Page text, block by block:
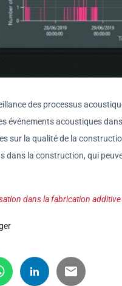
des processus
événements acoustiques
sur la qualité de la
la construction, qui
dans la fabrication additive